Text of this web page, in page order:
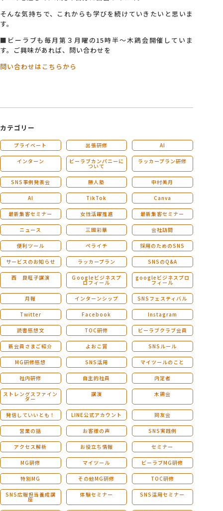
そんな気持ちで、これからも学びを続けていきたいと思いま
す。
■ビーラブも毎月第３月曜の15時半～木鶏会開催していま
す。ご興味があれば、問い合わせを
問い合わせはこちらから
カテゴリー
プライベート 出張研修 AI
インターン ビーラブカンパニーに
ついて
ラッカープラン研修
SNS事例発表会 勝人塾 中村美月
AI TikTok Canva
最新集客セミナー 女性活躍推進 最新集客セミナー
ニュース 三國彩華 会社訪問
便利ツール ペライチ 採用のためのSNS
サービスのお知らせ ラッカープラン SNSのQ&A
西 良旺子講演 Ｇoogleビジネスプ
ロフィール
googleビジネスプロ
フィール
月報 インターンシップ SNSフェスティバル
Twitter Facebook Instagram
読書感想文 TOC研修 ビーラブクラブ会員
新会員さまご紹介 よおこ賞 SNSルール
MG研修感想 SNS活用 マイツールのこと
社内研修 自主的社員 内定者
ストレングスファイン
ダー
講演 木鶏会
発信していいとも！ LINE公式アカウント 同友会
営業の話 お客様の声 SNS実践例
アクセス解析 お役立ち情報 セミナー
MG研修 マイツール ビーラブMG研修
特別MG その他MG研修 TOC研修
SNS広報担当養成講
座
体験セミナー SNS活用セミナー